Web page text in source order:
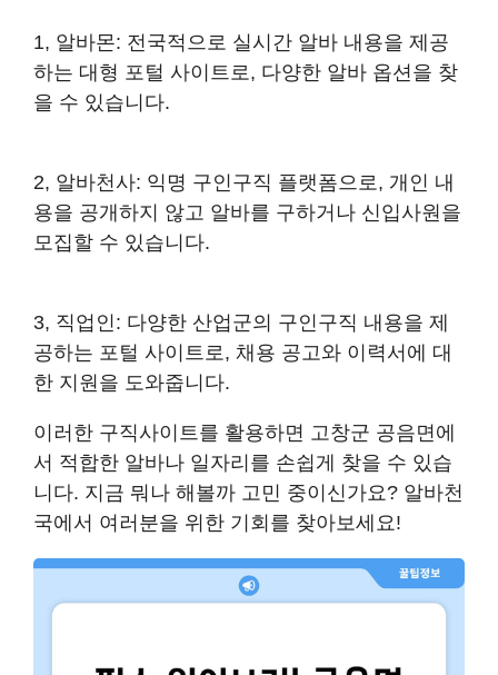
1, 알바몬: 전국적으로 실시간 알바 내용을 제공
하는 대형 포털 사이트로, 다양한 알바 옵션을 찾
을 수 있습니다.
2, 알바천사: 익명 구인구직 플랫폼으로, 개인 내
용을 공개하지 않고 알바를 구하거나 신입사원을
모집할 수 있습니다.
3, 직업인: 다양한 산업군의 구인구직 내용을 제
공하는 포털 사이트로, 채용 공고와 이력서에 대
한 지원을 도와줍니다.
이러한 구직사이트를 활용하면 고창군 공음면에
서 적합한 알바나 일자리를 손쉽게 찾을 수 있습
니다. 지금 뭐나 해볼까 고민 중이신가요? 알바천
국에서 여러분을 위한 기회를 찾아보세요!